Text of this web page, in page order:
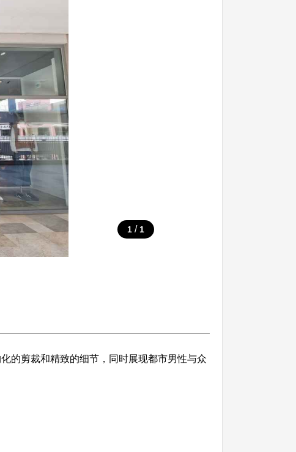
1 / 1
的剪裁和精致的细节，同时展现都市男性与众